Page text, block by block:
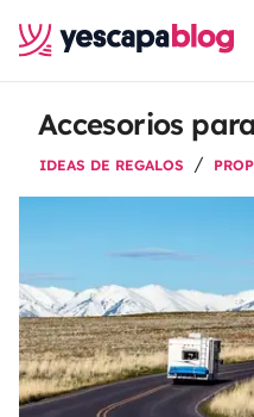
Accesorios
IDEAS DE REGALOS